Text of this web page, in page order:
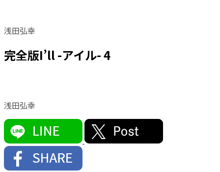
浅田弘幸
完全版I’ll -アイル- 4
浅田弘幸